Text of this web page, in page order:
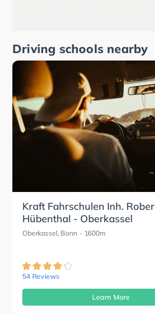
Driving schools nearby
Kraft Fahrschulen Inh.
Hübenthal - Oberkassel
Oberkassel, Bonn - 1600m
54 Reviews
Learn More